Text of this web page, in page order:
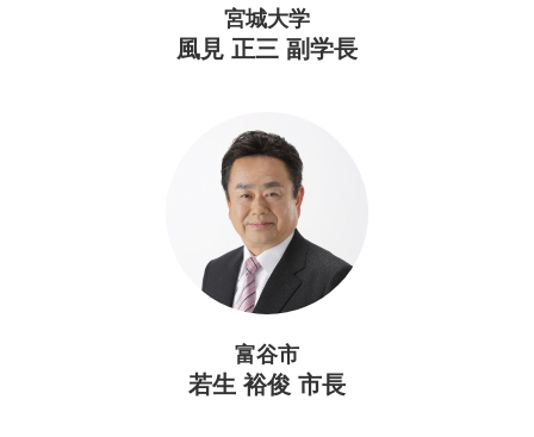
宮城大学
風見 正三 副学長
富谷市
若生 裕俊 市長